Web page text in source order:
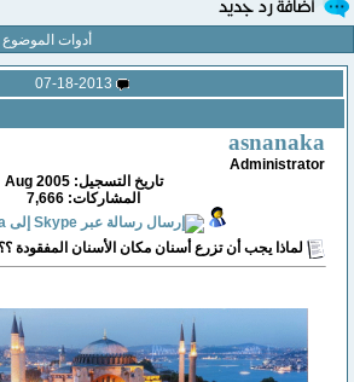
أدوات الموضوع
07-18-2013
asnanaka
Administrator
تاريخ التسجيل: Aug 2005
المشاركات: 7,666
لماذا يجب أن تزرع أسنان مكان الأسنان المفقودة ؟؟